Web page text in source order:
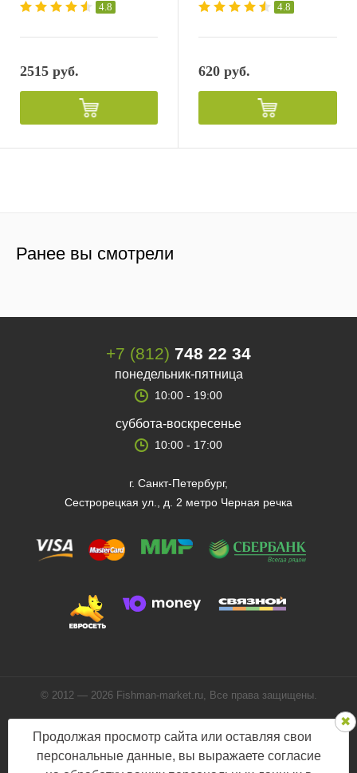
4.8
2515 руб.
4.8
620 руб.
Ранее вы смотрели
+7 (812) 748 22 34
понедельник-пятница
10:00 - 19:00
суббота-воскресенье
10:00 - 17:00
г. Санкт-Петербург,
Сестрорецкая ул., д. 2 метро Черная речка
© 2012 — 2026 Fishman-market.ru, Все права защищены.
Мы в соцсетях:
Продолжая просмотр сайта или оставляя свои
персональные данные, вы выражаете согласие